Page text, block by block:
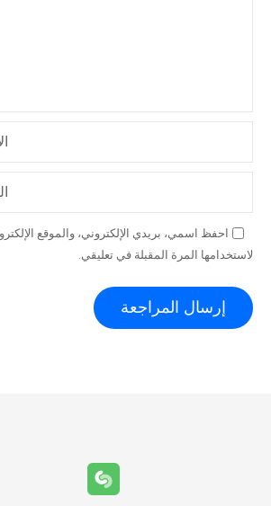
احفظ اسمي، بريدي الإلكتروني، والموقع
لاستخدامها المرة المقبلة في تعليقي.